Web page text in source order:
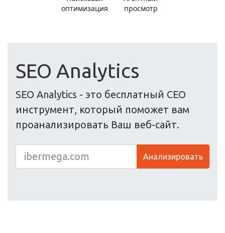
SEO Analytics
SEO Analytics - это бесплатный СЕО
инструмент, который поможет вам
проанализировать Ваш веб-сайт.
Анализировать